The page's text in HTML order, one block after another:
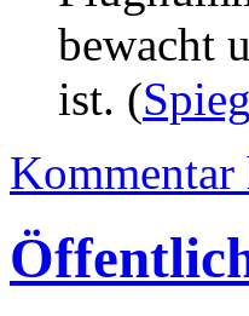
bewacht
ist. (